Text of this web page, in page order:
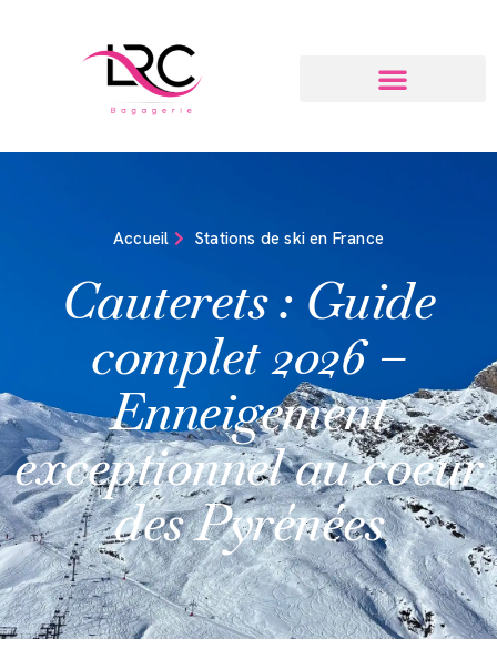
Accueil Stations de ski en France
Cauterets : Guide
complet 2026 –
Enneigement
exceptionnel au coeur
des Pyrénées